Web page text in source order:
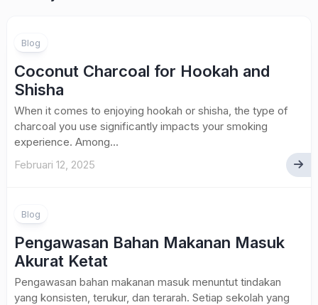
Blog
Coconut Charcoal for Hookah and
Shisha
When it comes to enjoying hookah or shisha, the type of
charcoal you use significantly impacts your smoking
experience. Among...
Februari 12, 2025
Blog
Pengawasan Bahan Makanan Masuk
Akurat Ketat
Pengawasan bahan makanan masuk menuntut tindakan
yang konsisten, terukur, dan terarah. Setiap sekolah yang